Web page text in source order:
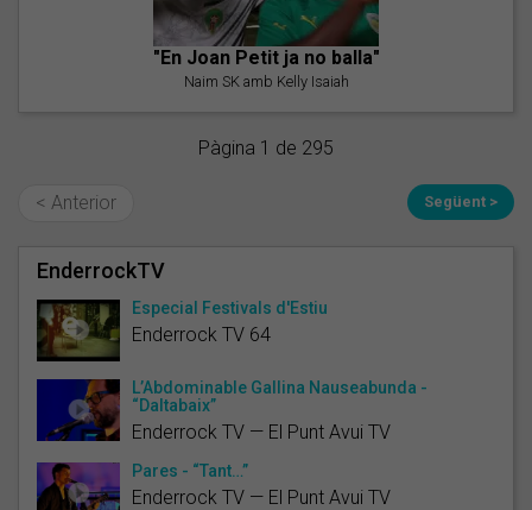
"En Joan Petit ja no balla"
Naim SK amb Kelly Isaiah
Pàgina 1 de 295
< Anterior Següent >
EnderrockTV
Especial Festivals d'Estiu
Enderrock TV 64
L’Abdominable Gallina Nauseabunda -
“Daltabaix”
Enderrock TV — El Punt Avui TV
Pares - “Tant…”
Enderrock TV — El Punt Avui TV